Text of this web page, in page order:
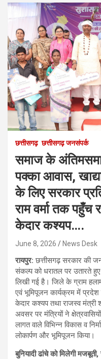
छत्तीसगढ़ छत्तीसगढ़ जनसंपर्क
समाज के
पक्का आवास,
के लिए सरकार
राम वर्मा तक पहुँच
केदार कश्यप….
June 8, 2026 News Desk
रायपुर:छत्तीसगढ़ सरकार की
संकल्प को धरातल पर उतारते
लिखी गई है। जिले के ग्राम
एवं भूमिपूजन कार्यक्रम में प्रदेश
केदार कश्यप तथा राजस्व मंत्री
अवसर पर मंत्रियों ने
लागत वाले विभिन्न विकास व
लोकार्पण और भूमिपूजन किया।
​बुनियादी ढांचे को मिलेगी